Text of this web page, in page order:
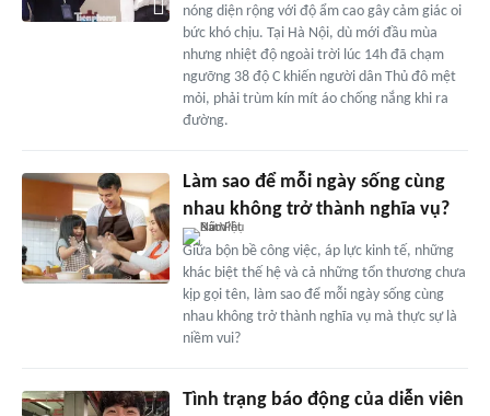
nóng diện rộng với độ ẩm cao gây cảm giác oi
bức khó chịu. Tại Hà Nội, dù mới đầu mùa
nhưng nhiệt độ ngoài trời lúc 14h đã chạm
ngưỡng 38 độ C khiến người dân Thủ đô mệt
mỏi, phải trùm kín mít áo chống nắng khi ra
đường.
Làm sao để mỗi ngày sống cùng
nhau không trở thành nghĩa vụ?
Giữa bộn bề công việc, áp lực kinh tế, những
khác biệt thế hệ và cả những tổn thương chưa
kịp gọi tên, làm sao để mỗi ngày sống cùng
nhau không trở thành nghĩa vụ mà thực sự là
niềm vui?
Tình trạng báo động của diễn viên